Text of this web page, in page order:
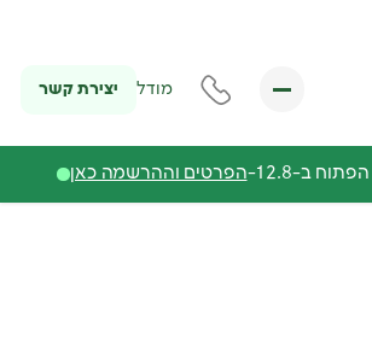
מודל יצירת קשר
ב-12.8- הפרטים וההרשמה כאן